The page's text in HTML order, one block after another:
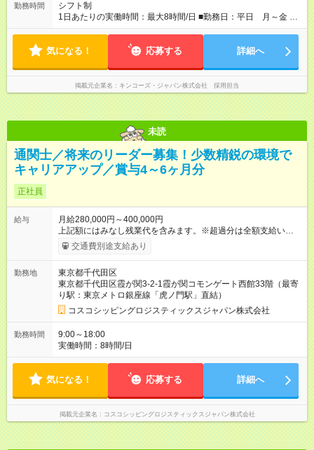
勤務時間
シフト制
1日あたりの実働時間：最大8時間/日 ■勤務日：平日 月～金 ■
勤務時間：9:00～18:00 *繁忙期は別途調整あり
気になる！ 応募する 詳細へ
掲載元企業名 キンコーズ・ジャパン株式会社 採用担当
未読
通関士／将来のリーダー募集！少数精鋭の環境で
キャリアアップ／賞与4～6ヶ月分
正社員
給与
月給280,000円～400,000円
上記額にはみなし残業代を含みます。※超過分は全額支給いたし
ます。 みなし残業代 43,750円 ～ 62,500円／月 みなし残業時
間 20時間／月 ※想定年収は初年度の金額を想定しています。 ※
試用期間あり 試用期間の長さ：6ヶ月 雇用形態、給与は本採用
時と同じです。
交通費別途支給あり
勤務地
東京都千代田区
東京都千代田区霞が関3-2-1霞が関コモンゲート西館33階（最寄
り駅：東京メトロ銀座線「虎ノ門駅」直結）
コスコシッピングロジスティックスジャパン株式会社
勤務時間
9:00～18:00
実働時間：8時間/日
気になる！ 応募する 詳細へ
掲載元企業名 コスコシッピングロジスティックスジャパン株式会社